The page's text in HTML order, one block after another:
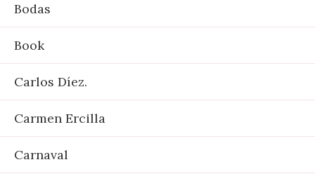
Bodas
Book
Carlos Díez.
Carmen Ercilla
Carnaval